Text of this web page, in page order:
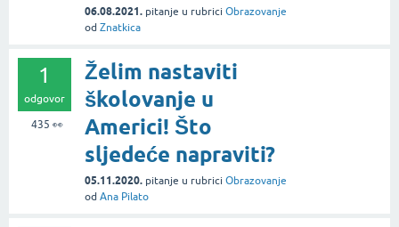
06.08.2021. pitanje u rubrici Obrazovanje
od Znatkica
1
odgovor
435 👀
Želim nastaviti
školovanje u
Americi! Što
sljedeće napraviti?
05.11.2020. pitanje u rubrici Obrazovanje
od Ana Pilato